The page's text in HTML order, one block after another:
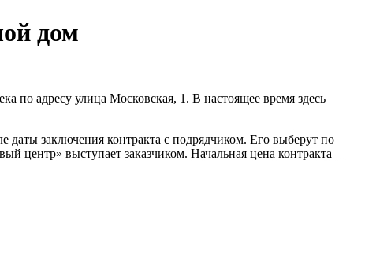
дом
по адресу улица Московская, 1. В настоящее время здесь
даты заключения контракта с подрядчиком. Его выберут по
центр» выступает заказчиком. Начальная цена контракта –